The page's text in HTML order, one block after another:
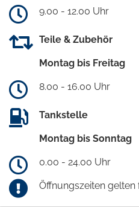
9.00 - 12.00 Uhr
Teile & Zubehör
Montag bis Freitag
8.00 - 16.00 Uhr
Tankstelle
Montag bis Sonntag
0.00 - 24.00 Uhr
Öffnungszeiten